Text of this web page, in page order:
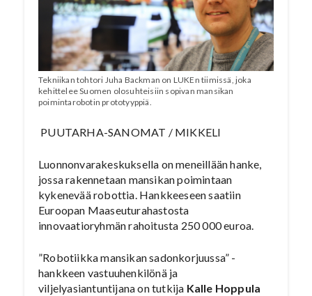
Tekniikan tohtori Juha Backman on LUKEn tiimissä, joka
kehittelee Suomen olosuhteisiin sopivan mansikan
poimintarobotin prototyyppiä.
PUUTARHA-SANOMAT / MIKKELI
Luonnonvarakeskuksella on meneillään hanke,
jossa rakennetaan mansikan poimintaan
kykenevää robottia. Hankkeeseen saatiin
Euroopan Maaseuturahastosta
innovaatioryhmän rahoitusta 250 000 euroa.
”Robotiikka mansikan sadonkorjuussa” -
hankkeen vastuuhenkilönä ja
viljelyasiantuntijana on tutkija Kalle Hoppula